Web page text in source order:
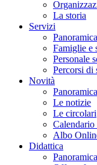
La storia
Servizi
Panoramica
Famiglie e
Personale
Percorsi di
Novità
Panoramica
Le notizie
Le circolari
Calendario
Albo
Didattica
Panoramica